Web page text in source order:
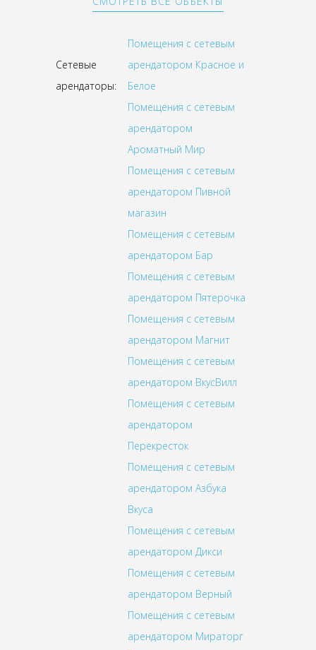
Сетевые
арендаторы:
Помещения с сетевым
арендатором Красное и
Белое
Помещения с сетевым
арендатором
Ароматный Мир
Помещения с сетевым
арендатором Пивной
магазин
Помещения с сетевым
арендатором Бар
Помещения с сетевым
арендатором Пятерочка
Помещения с сетевым
арендатором Магнит
Помещения с сетевым
арендатором ВкусВилл
Помещения с сетевым
арендатором
Перекресток
Помещения с сетевым
арендатором Азбука
Вкуса
Помещения с сетевым
арендатором Дикси
Помещения с сетевым
арендатором Верный
Помещения с сетевым
арендатором Мираторг